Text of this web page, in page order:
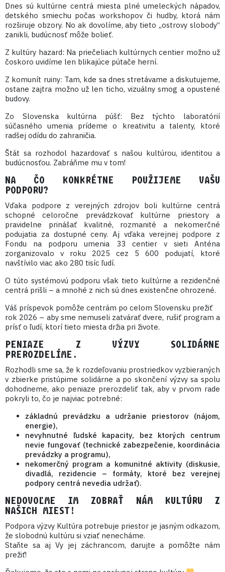
Dnes sú kultúrne centrá miesta plné umeleckých nápadov,
detského smiechu počas workshopov či hudby, ktorá nám
rozširuje obzory. No ak dovolíme, aby tieto „ostrovy slobody“
zanikli, budúcnosť môže bolieť.
Z kultúry hazard: Na priečeliach kultúrnych centier možno už
čoskoro uvidíme len blikajúce pútače herní.
Z komunít ruiny: Tam, kde sa dnes stretávame a diskutujeme,
ostane zajtra možno už len ticho, vizuálny smog a opustené
budovy.
Zo Slovenska kultúrna púšť: Bez týchto laboratórií
súčasného umenia prídeme o kreativitu a talenty, ktoré
radšej odídu do zahraničia.
Štát sa rozhodol hazardovať s našou kultúrou, identitou a
budúcnosťou. Zabráňme mu v tom!
NA ČO KONKRÉTNE POUŽIJEME VAŠU
PODPORU?
Vďaka podpore z verejných zdrojov boli kultúrne centrá
schopné celoročne prevádzkovať kultúrne priestory a
pravidelne prinášať kvalitné, rozmanité a nekomerčné
podujatia za dostupné ceny. Aj vďaka verejnej podpore z
Fondu na podporu umenia 33 centier v sieti Anténa
zorganizovalo v roku 2025 cez 5 600 podujatí, ktoré
navštívilo viac ako 280 tisíc ľudí.
O túto systémovú podporu však tieto kultúrne a rezidenčné
centrá prišli – a mnohé z nich sú dnes existenčne ohrozené.
Váš príspevok pomôže centrám po celom Slovensku prežiť
rok 2026 – aby sme nemuseli zatvárať dvere, rušiť program a
prísť o ľudí, ktorí tieto miesta držia pri živote.
PENIAZE Z VÝZVY SOLIDÁRNE
PREROZDELÍME.
Rozhodli sme sa, že k rozdeľovaniu prostriedkov vyzbieraných
v zbierke pristúpime solidárne a po skončení výzvy sa spolu
dohodneme, ako peniaze prerozdeliť tak, aby v prvom rade
pokryli to, čo je najviac potrebné:
základnú prevádzku a udržanie priestorov (nájom,
energie),
nevyhnutné ľudské kapacity, bez ktorých centrum
nevie fungovať (technické zabezpečenie, koordinácia
prevádzky a programu),
nekomerčný program a komunitné aktivity (diskusie,
divadlá, rezidencie – formáty, ktoré bez verejnej
podpory centrá nevedia udržať).
NEDOVOĽME IM ZOBRAŤ NÁM KULTÚRU Z
NAŠICH MIEST!
Podpora výzvy Kultúra potrebuje priestor je jasným odkazom,
že slobodnú kultúru si vziať nenecháme.
Staňte sa aj Vy jej záchrancom, darujte a pomôžte nám
prežiť!